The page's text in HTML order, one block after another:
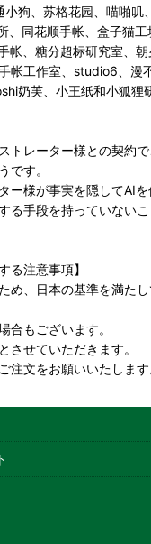
狗、苏格花园、喵啪叽
、同花顺手帐、盒子猫
帐、糖分超标研究室、
帐工作室、studio6、漫
奶芙、小王纸和小狐狸
トレーター様との契約
です。
ー様が事実を隠してAI
る手段を持っていない
る注意事項】
め、日本の基準を満た
合もございます。
させていただきます。
注文をお願いいたします